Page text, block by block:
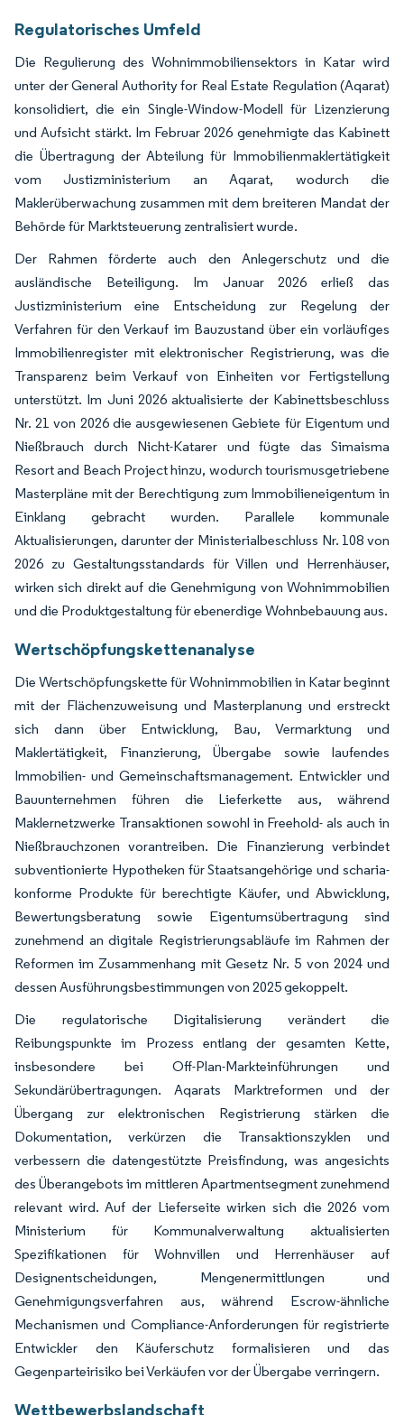
Regulatorisches Umfeld
Die Regulierung des Wohnimmobiliensektors in Katar wird
unter der General Authority for Real Estate Regulation (Aqarat)
konsolidiert, die ein Single-Window-Modell für Lizenzierung
und Aufsicht stärkt. Im Februar 2026 genehmigte das Kabinett
die Übertragung der Abteilung für Immobilienmaklertätigkeit
vom Justizministerium an Aqarat, wodurch die
Maklerüberwachung zusammen mit dem breiteren Mandat der
Behörde für Marktsteuerung zentralisiert wurde.
Der Rahmen förderte auch den Anlegerschutz und die
ausländische Beteiligung. Im Januar 2026 erließ das
Justizministerium eine Entscheidung zur Regelung der
Verfahren für den Verkauf im Bauzustand über ein vorläufiges
Immobilienregister mit elektronischer Registrierung, was die
Transparenz beim Verkauf von Einheiten vor Fertigstellung
unterstützt. Im Juni 2026 aktualisierte der Kabinettsbeschluss
Nr. 21 von 2026 die ausgewiesenen Gebiete für Eigentum und
Nießbrauch durch Nicht-Katarer und fügte das Simaisma
Resort and Beach Project hinzu, wodurch tourismusgetriebene
Masterpläne mit der Berechtigung zum Immobilieneigentum in
Einklang gebracht wurden. Parallele kommunale
Aktualisierungen, darunter der Ministerialbeschluss Nr. 108 von
2026 zu Gestaltungsstandards für Villen und Herrenhäuser,
wirken sich direkt auf die Genehmigung von Wohnimmobilien
und die Produktgestaltung für ebenerdige Wohnbebauung aus.
Wertschöpfungskettenanalyse
Die Wertschöpfungskette für Wohnimmobilien in Katar beginnt
mit der Flächenzuweisung und Masterplanung und erstreckt
sich dann über Entwicklung, Bau, Vermarktung und
Maklertätigkeit, Finanzierung, Übergabe sowie laufendes
Immobilien- und Gemeinschaftsmanagement. Entwickler und
Bauunternehmen führen die Lieferkette aus, während
Maklernetzwerke Transaktionen sowohl in Freehold- als auch in
Nießbrauchzonen vorantreiben. Die Finanzierung verbindet
subventionierte Hypotheken für Staatsangehörige und scharia-
konforme Produkte für berechtigte Käufer, und Abwicklung,
Bewertungsberatung sowie Eigentumsübertragung sind
zunehmend an digitale Registrierungsabläufe im Rahmen der
Reformen im Zusammenhang mit Gesetz Nr. 5 von 2024 und
dessen Ausführungsbestimmungen von 2025 gekoppelt.
Die regulatorische Digitalisierung verändert die
Reibungspunkte im Prozess entlang der gesamten Kette,
insbesondere bei Off-Plan-Markteinführungen und
Sekundärübertragungen. Aqarats Marktreformen und der
Übergang zur elektronischen Registrierung stärken die
Dokumentation, verkürzen die Transaktionszyklen und
verbessern die datengestützte Preisfindung, was angesichts
des Überangebots im mittleren Apartmentsegment zunehmend
relevant wird. Auf der Lieferseite wirken sich die 2026 vom
Ministerium für Kommunalverwaltung aktualisierten
Spezifikationen für Wohnvillen und Herrenhäuser auf
Designentscheidungen, Mengenermittlungen und
Genehmigungsverfahren aus, während Escrow-ähnliche
Mechanismen und Compliance-Anforderungen für registrierte
Entwickler den Käuferschutz formalisieren und das
Gegenparteirisiko bei Verkäufen vor der Übergabe verringern.
Wettbewerbslandschaft